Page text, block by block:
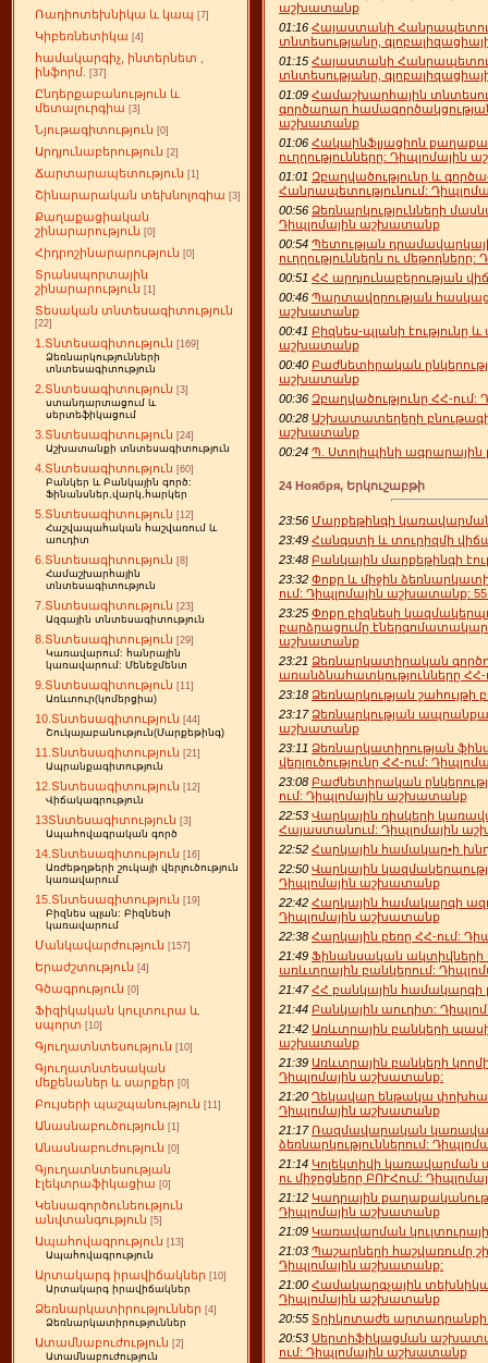
Ռադիոտեխնիկա և կապ [7]
Կիբեռնետիկա [4]
համակարգիչ, ինտերնետ ,
ինֆորմ.
[37]
Ընդերքաբանություն և
մետալուրգիա [3]
Նյութագիտություն [0]
Արդյունաբերություն [2]
Ճարտարապետություն [1]
Շինարարական տեխնոլոգիա [3]
Քաղաքացիական
շինարարություն [0]
Հիդրոշինարարություն [0]
Տրանսպորտային
շինարարություն [1]
Տեսական տնտեսագիտություն
[22]
1.Տնտեսագիտություն [169]
Ձեռնարկությունների
տնտեսագիտություն
2.Տնտեսագիտություն [3]
ստանդարտացում և
սերտեֆիկացում
3.Տնտեսագիտություն [24]
Աշխատանքի տնտեսագիտություն
4.Տնտեսագիտություն [60]
Բանկեր և Բանկային գործ:
Ֆինանսներ,վարկ,հարկեր
5.Տնտեսագիտություն [12]
Հաշվապահական հաշվառում և
աուդիտ
6.Տնտեսագիտություն [8]
Համաշխարհային
տնտեսագիտություն
7.Տնտեսագիտություն [23]
Ազգային տնտեսագիտություն
8.Տնտեսագիտություն [29]
Կառավարում: հանրային
կառավարում: Մենեջմենտ
9.Տնտեսագիտություն [11]
Առևտուր(կոմերցիա)
10.Տնտեսագիտություն [44]
Շուկայաբանություն(Մարքեթինգ)
11.Տնտեսագիտություն [21]
Ապրանքագիտություն
12.Տնտեսագիտություն [12]
Վիճակագրություն
13Տնտեսագիտություն [3]
Ապահովագրական գործ
14.Տնտեսագիտություն [16]
Առժեթղթերի շուկայի վերլուծություն
կառավարում
15.Տնտեսագիտություն [19]
Բիզնես պլան: Բիզնեսի
կառավարում
Մանկավարժություն [157]
Երաժշտություն [4]
Գծագրություն [0]
Ֆիզիկական կուլտուրա և
սպորտ [10]
Գյուղատնտեսություն [10]
Գյուղատնտեսական
մեքենաներ և սարքեր [0]
Բույսերի պաշպանություն [11]
Անասնաբուծություն [1]
Անասնաբուժություն [0]
Գյուղատնտեսության
էլեկտրաֆիկացիա [0]
Կենսագործունեություն
անվտանգություն [5]
Ապահովագրություն [13]
Ապահովագրություն
Արտակարգ իրավիճակներ [10]
Արտակարգ իրավիճակներ
Ձեռնարկատիրություններ [4]
Ձեռնարկատիրություններ
Ատամնաբուժություն [2]
Ատամնաբուժություն
աշխատանք
01:16 Հայաստանի
տնտեսությանը,
01:15 Հայաստանի
տնտեսությանը,
01:09 Համաշխարհային
գործարար
աշխատանք
01:06 Հակաինֆլյացիոն
ուղղությունները: Դիպլոմային
01:01 Զբաղվածությունը և
Հանրապետությունում:
00:56 Ձեռնարկությունների
Դիպլոմային աշխատանք
00:54 Պետության
ուղղություններն ու
00:51 ՀՀ արդյունաբերության
00:46 Պարտավորության
աշխատանք
00:41 Բիզնես-պլանի էությունը
աշխատանք
00:40 Բաժնետիրական
աշխատանք
00:36 Զբաղվածությունը ՀՀ-
00:28 Աշխատատեղերի
աշխատանք
00:24 Պ. Ստոլիպինի
24 Ноября, Երկուշաբթի
23:56 Մարքեթինգի
23:49 Հանգստի և տուրիզմի
23:48 Բանկային մարքեթինգի
23:32 Փոքր և միջին
ում: Դիպլոմային աշխատանք: 55
23:25 Փոքր բիզնեսի
բարձրացումը
աշխատանք
23:21 Ձեռնարկատիրական
առանձնահատկությունները
23:18 Ձեռնարկության
23:17 Ձեռնարկության
աշխատանք
23:11 Ձեռնարկատիրության
վերլուծությունը ՀՀ-ում:
23:08 Բաժնետիրական
ում: Դիպլոմային աշխատանք
22:53 Վարկային ռիսկերի
Հայաստանում: Դիպլոմային
22:52 Հարկային համակար•ի
22:50 Վարկային
Դիպլոմային աշխատանք
22:42 Հարկային համակարգի
Դիպլոմային աշխատանք
22:38 Հարկային բեռը ՀՀ-ում:
21:49 Ֆինանսական ակտիվների
առևտրային բանկերում:
21:47 ՀՀ բանկային համակարգի
21:44 Բանկային աուդիտ:
21:42 Առևտրային բանկերի
աշխատանք
21:39 Առևտրային բանկերի
Դիպլոմային աշխատանք:
21:20 Ղեկավար ենթակա
Դիպլոմային աշխատանք
21:17 Ռազմավարական
ձեռնարկություններում:
21:14 Կոլեկտիվի կառավարման
ու միջոցները ԲՈՒՀում:
21:12 Կադրային
Դիպլոմային աշխատանք
21:09 Կառավարման
21:03 Պաշարների հաշվառումը
Դիպլոմային աշխատանք:
21:00 Համակարգչային
Դիպլոմային աշխատանք
20:55 Տրիկոտաժե արտադրանքի
20:53 Սերտիֆիկացման
ում: Դիպլոմային աշխատանք